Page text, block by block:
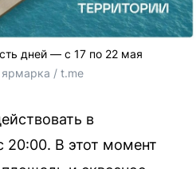
дней — с 17 по 22 мая
/ t.me
в
20:00. В этот момент